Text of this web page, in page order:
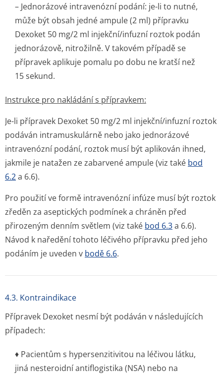
– Jednorázové intravenózní podání: je-li to nutné,
může být obsah jedné ampule (2 ml) přípravku
Dexoket 50 mg/2 ml injekční/infuzní roztok podán
jednorázově, nitrožilně. V takovém případě se
přípravek aplikuje pomalu po dobu ne kratší než
15 sekund.
Instrukce pro nakládání s přípravkem:
Je-li přípravek Dexoket 50 mg/2 ml injekční/infuzní roztok
podáván intramuskulárně nebo jako jednorázové
intravenózní podání, roztok musí být aplikován ihned,
jakmile je natažen ze zabarvené ampule (viz také bod
6.2a 6.6).
Pro použití ve formě intravenózní infúze musí být roztok
zředěn za aseptických podmínek a chráněn před
přirozeným denním světlem (viz také bod 6.3a 6.6).
Návod k naředění tohoto léčivého přípravku před jeho
podáním je uveden v bodě 6.6.
4.3. Kontraindikace
Přípravek Dexoket nesmí být podáván v následujících
případech:
♦ Pacientům s hypersenzitivitou na léčivou látku,
jiná nesteroidní antiflogistika (NSA) nebo na